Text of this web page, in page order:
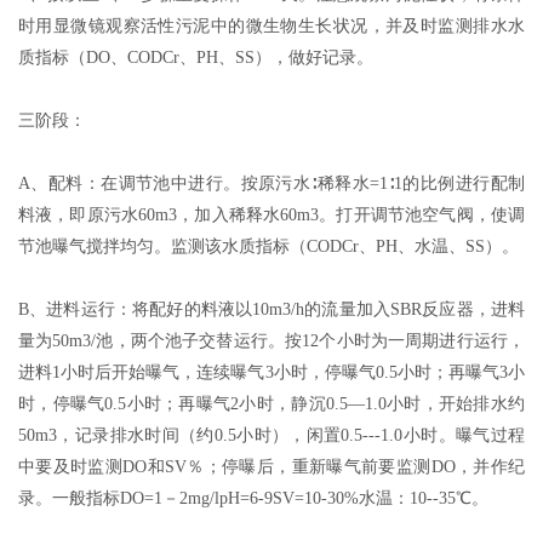
时用显微镜观察活性污泥中的微生物生长状况，并及时监测排水水
质指标（DO、CODCr、PH、SS），做好记录。
三阶段：
A、配料：在调节池中进行。按原污水∶稀释水=1∶1的比例进行配制
料液，即原污水60m3，加入稀释水60m3。打开调节池空气阀，使调
节池曝气搅拌均匀。监测该水质指标（CODCr、PH、水温、SS）。
B、进料运行：将配好的料液以10m3/h的流量加入SBR反应器，进料
量为50m3/池，两个池子交替运行。按12个小时为一周期进行运行，
进料1小时后开始曝气，连续曝气3小时，停曝气0.5小时；再曝气3小
时，停曝气0.5小时；再曝气2小时，静沉0.5—1.0小时，开始排水约
50m3，记录排水时间（约0.5小时），闲置0.5---1.0小时。曝气过程
中要及时监测DO和SV％；停曝后，重新曝气前要监测DO，并作纪
录。一般指标DO=1－2mg/lpH=6-9SV=10-30%水温：10--35℃。